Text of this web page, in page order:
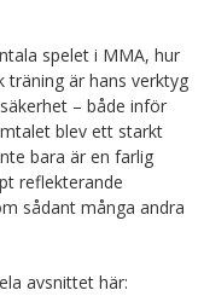
spelet i MMA, hur
är hans verktyg
– både inför
blev ett starkt
bara är en farlig
reflekterande
sådant många andra
avsnittet här: